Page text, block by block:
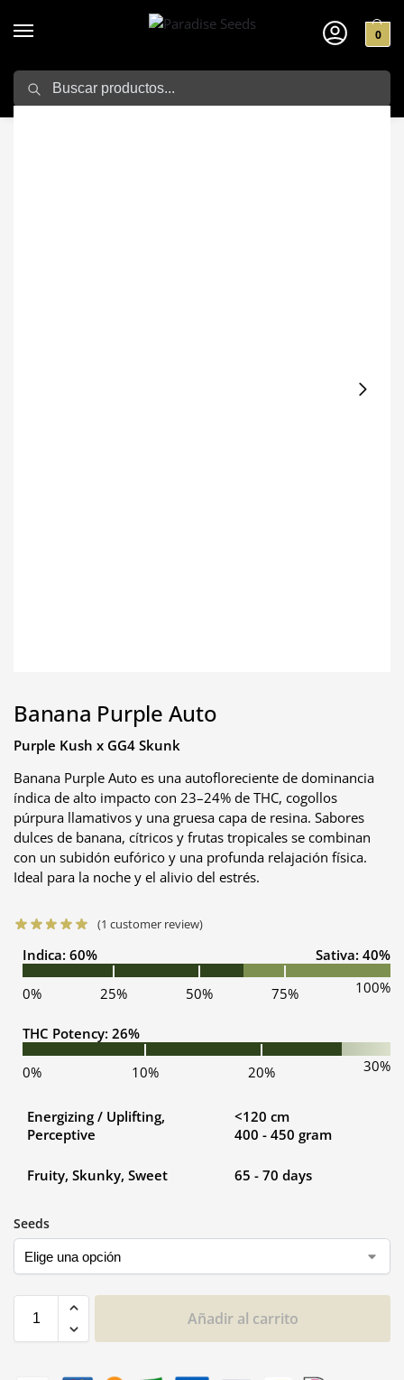
0
Home / Semillas de marihuana
Banana Purple Auto
Purple Kush x GG4 Skunk
Banana Purple Auto es una autofloreciente de dominancia
índica de alto impacto con 23–24% de THC, cogollos
púrpura llamativos y una gruesa capa de resina. Sabores
dulces de banana, cítricos y frutas tropicales se combinan
con un subidón eufórico y una profunda relajación física.
Ideal para la noche y el alivio del estrés.
(1 customer review)
Indica: 60% Sativa: 40%
0% 25% 50% 75% 100%
THC Potency: 26%
0% 10% 20% 30%
Energizing / Uplifting,
Perceptive
<120 cm
400 - 450 gram
Fruity, Skunky, Sweet 65 - 70 days
Seeds
Añadir al carrito